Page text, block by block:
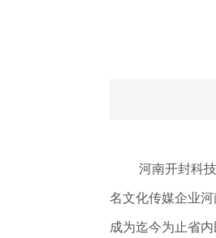
河南开封科
名文化传媒企业
成为迄今为止省